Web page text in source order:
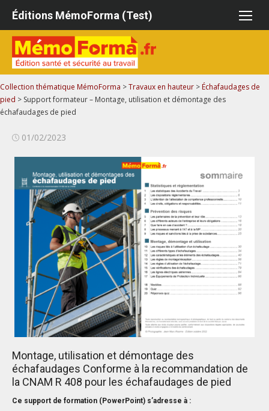
Aller
contenu
Éditions MémoForma (Test)
Collection thématique MémoForma >Travaux en hauteur > Échafaudages de
pied > Support formateur – Montage, utilisation et démontage des
échafaudages de pied
Publié01/02/2023
Montage, utilisation et démontage des
échafaudages Conforme à la recommandation de
la CNAM R 408 pour les échafaudages de pied
Ce support de formation (PowerPoint) s’adresse à :